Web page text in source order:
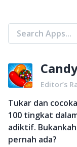
Editor’s
Tukar dan
100 tingkat
adiktif.
pernah ada?